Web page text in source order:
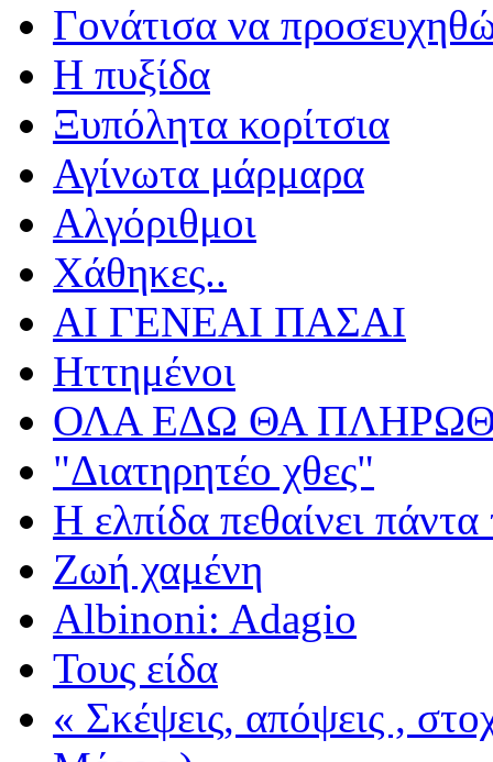
Γονάτισα να
Η πυξίδα
Ξυπόλητα κορίτσια
Αγίνωτα μάρμαρα
Αλγόριθμοι
Χάθηκες..
ΑΙ ΓΕΝΕΑΙ ΠΑΣΑΙ
Ηττημένοι
ΟΛΑ ΕΔΩ ΘΑ
"Διατηρητέο χθες"
Η ελπίδα πεθαίνει πάντα
Ζωή χαμένη
Albinoni: Adagio
Τους είδα
« Σκέψεις, απόψεις ,